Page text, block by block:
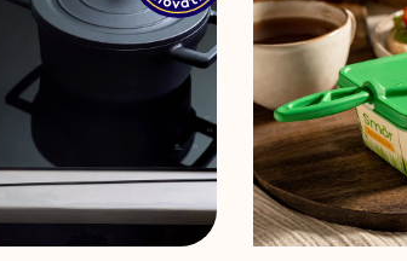
Låt våra bästsäljande produkter
I SmartaSakers butik hittar du inte bara
bästsäljare inkluderar allt från
rengöringsprodukter som gör städningen
bara förenklar dina dagliga sysslor utan
Beställ dina favoriter idag och upplev
gör livet lättare. Oavsett om du söker efter